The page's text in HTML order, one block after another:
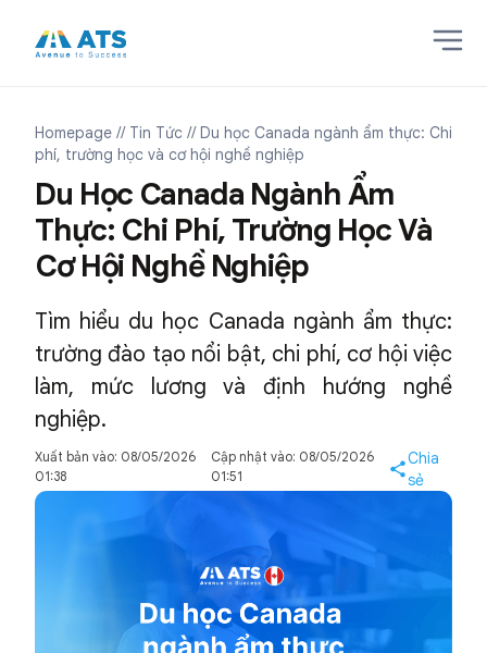
Homepage // Tin Tức // Du học Canada ngành ẩm thực: Chi
phí, trường học và cơ hội nghề nghiệp
Du Học Canada Ngành Ẩm
Thực: Chi Phí, Trường Học Và
Cơ Hội Nghề Nghiệp
Tìm hiểu du học Canada ngành ẩm thực:
trường đào tạo nổi bật, chi phí, cơ hội việc
làm, mức lương và định hướng nghề
nghiệp.
Xuất bản vào: 08/05/2026
01:38
Cập nhật vào: 08/05/2026
01:51
Chia
sẻ